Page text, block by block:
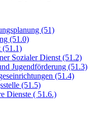
(51)
(51.0)
(51.1)
Sozialer Dienst (51.2)
Jugendförderung (51.3)
(51.4)
(51.5)
Dienste ( 51.6.)